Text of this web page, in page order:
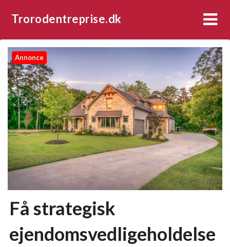
Trorodentreprise.dk
Annonce
Få strategisk
ejendomsvedligeholdelse